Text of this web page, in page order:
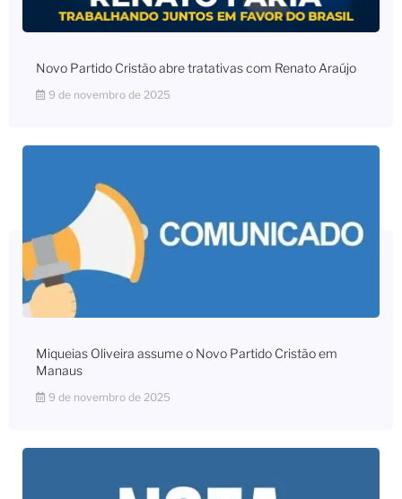
Novo Partido Cristão abre tratativas com Renato Araújo
9 de novembro de 2025
Miqueias Oliveira assume o Novo Partido Cristão em
Manaus
9 de novembro de 2025